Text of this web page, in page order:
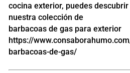
cocina exterior, puedes
nuestra colección de
barbacoas de gas para exterior
https://
barbacoas-de-gas/